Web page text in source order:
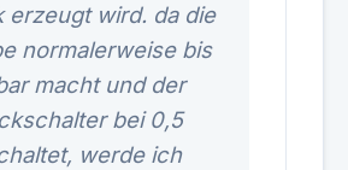
erzeugt wird. da die
normalerweise bis
macht und der
bei 0,5
werde ich